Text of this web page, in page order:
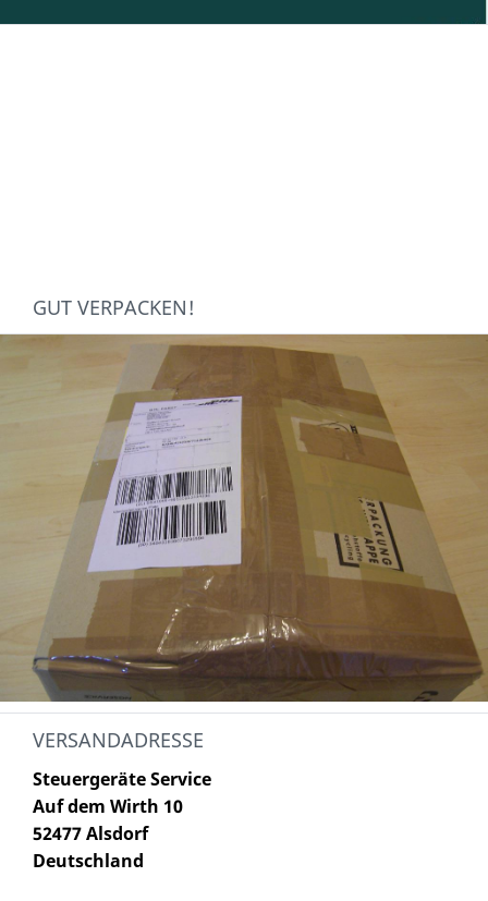
GUT VERPACKEN!
VERSANDADRESSE
Steuergeräte Service
Auf dem Wirth 10
52477 Alsdorf
Deutschland